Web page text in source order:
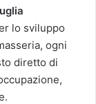
lo sviluppo
ogni
diretto di